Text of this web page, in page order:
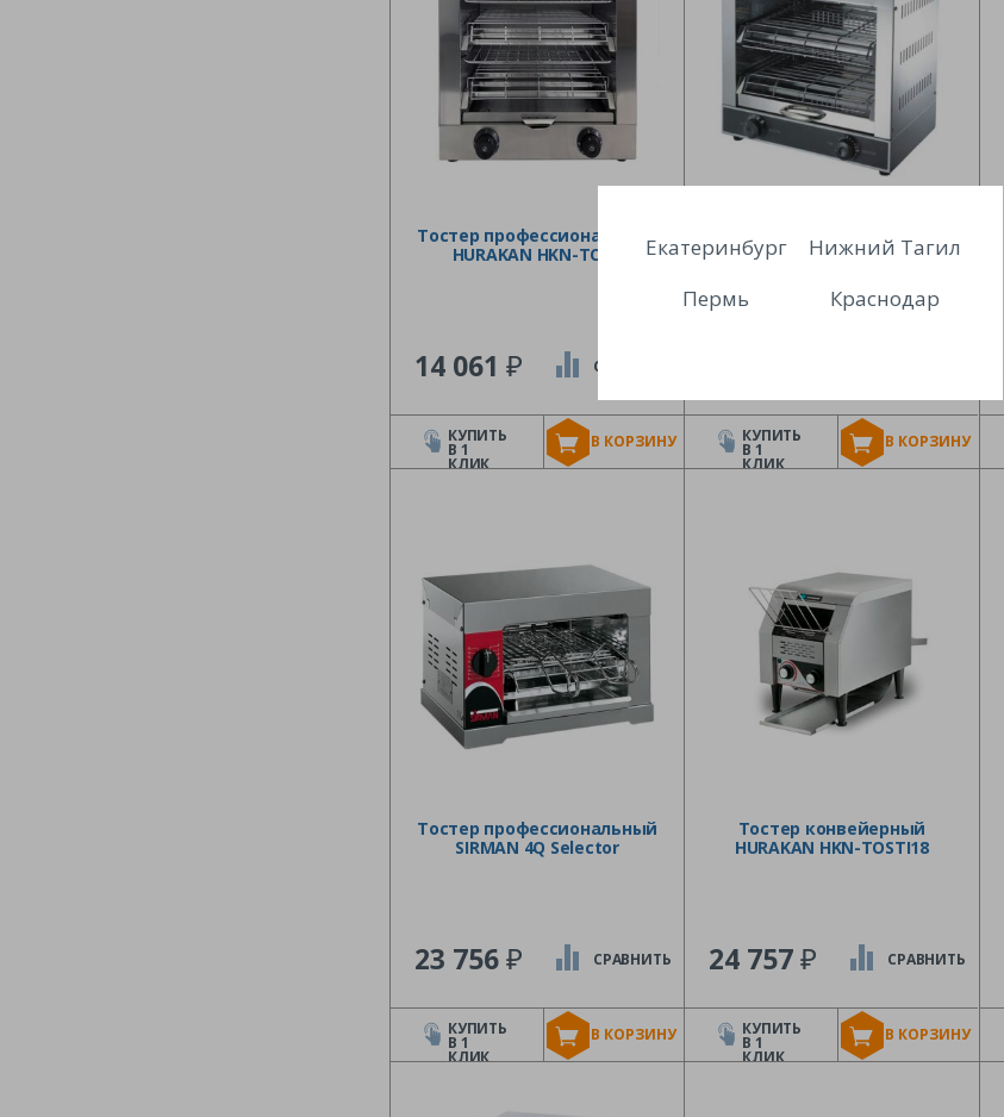
Тостер профессиональный
HURAKAN HKN-TOP6
14 061 ₽
В КОРЗИНУ
СРАВНИТЬ
КУПИТЬ
В 1
КЛИК
Тостер профессиональный
Viatto VA-TS-02
В КОРЗИНУ
КУПИТЬ
В 1
КЛИК
Тостер профессиональный
SIRMAN 4Q Selector
23 756₽
В КОРЗИНУ
СРАВНИТЬ
КУПИТЬ
В 1
КЛИК
Тостер конвейерный
HURAKAN HKN-TOSTI18
24 757₽
В КОРЗИНУ
СРАВНИТЬ
КУПИТЬ
В 1
КЛИК
Екатеринбург
Нижний Тагил
Пермь
Краснодар